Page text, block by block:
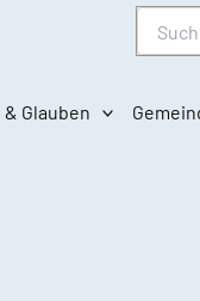
Suche
Glauben